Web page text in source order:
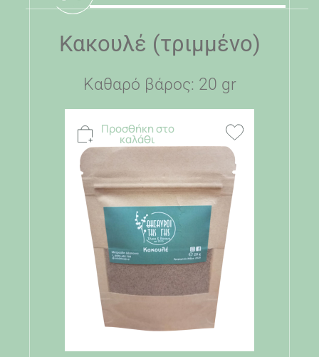
Κακουλέ (τριμμένο)
Καθαρό βάρος: 20 gr
Προσθήκη στο
καλάθι